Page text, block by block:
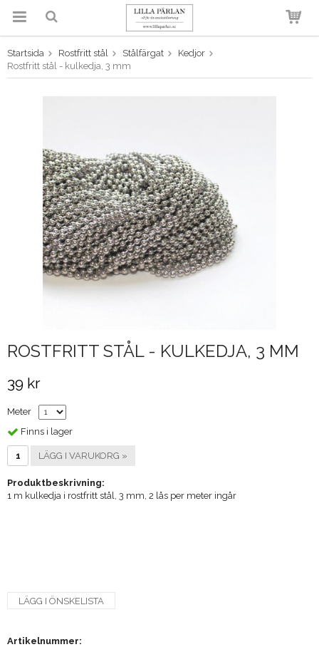
Produkten har blivit tillagd i
Startsida Rostfritt stål Stålfärgat
Kedjor
Rostfritt stål - kulkedja, 3 mm
ROSTFRITT STÅL - KULKEDJA, 3 MM
39 kr
Meter
Finns i lager
LÄGG I VARUKORG »
Produktbeskrivning:
1 m kulkedja i rostfritt stål, 3 mm, 2 lås per meter ingår
LÄGG I ÖNSKELISTA
Artikelnummer: